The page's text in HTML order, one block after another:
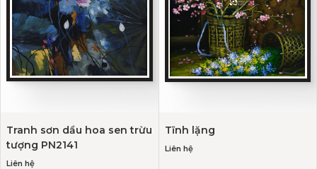
Tranh sơn dầu hoa sen trừu
tượng PN2141
Liên hệ
Tĩnh lặng
Liên hệ